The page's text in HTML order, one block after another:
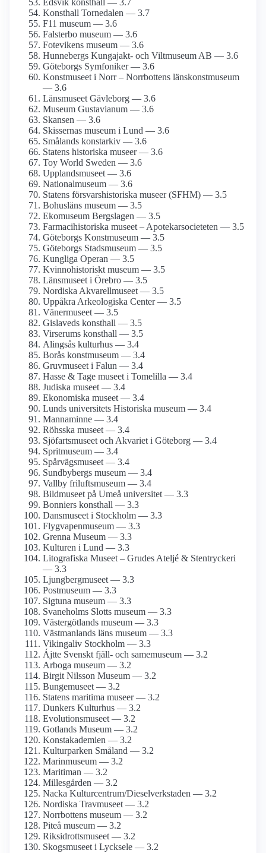
Edsvik konsthall — 3.7
Konsthall Tornedalen — 3.7
F11 museum — 3.6
Falsterbo museum — 3.6
Fotevikens museum — 3.6
Hunnebergs Kungajakt- och Viltmuseum AB — 3.6
Göteborgs Symfoniker — 3.6
Konstmuseet i Norr – Norrbottens länskonst­museum
— 3.6
Länsmuseet Gävleborg — 3.6
Museum Gustavianum — 3.6
Skansen — 3.6
Skissernas museum i Lund — 3.6
Smålands konstarkiv — 3.6
Statens historiska museer — 3.6
Toy World Sweden — 3.6
Upplands­museet — 3.6
National­museum — 3.6
Statens försvars­historiska museer (SFHM) — 3.5
Bohusläns museum — 3.5
Ekomuseum Bergslagen — 3.5
Farmaci­historiska museet – Apotekar­societeten — 3.5
Göteborgs Konstmuseum — 3.5
Göteborgs Stadsmuseum — 3.5
Kungliga Operan — 3.5
Kvinnohistoriskt museum — 3.5
Länsmuseet i Örebro — 3.5
Nordiska Akvarellmuseet — 3.5
Uppåkra Arkeologiska Center — 3.5
Vänermuseet — 3.5
Gislaveds konsthall — 3.5
Virserums konsthall — 3.5
Alingsås kulturhus — 3.4
Borås konstmuseum — 3.4
Gruvmuseet i Falun — 3.4
Hasse & Tage museet i Tomelilla — 3.4
Judiska museet — 3.4
Ekonomiska museet — 3.4
Lunds universitets Historiska museum — 3.4
Mannaminne — 3.4
Röhsska museet — 3.4
Sjöfartsmuseet och Akvariet i Göteborg — 3.4
Spritmuseum — 3.4
Spårvägsmuseet — 3.4
Sundbybergs museum — 3.4
Vallby friluftsmuseum — 3.4
Bildmuseet på Umeå universitet — 3.3
Bonniers konsthall — 3.3
Dansmuseet i Stockholm — 3.3
Flygvapen­museum — 3.3
Grenna Museum — 3.3
Kulturen i Lund — 3.3
Litografiska Museet – Grudes Ateljé & Stentryckeri
— 3.3
Ljungberg­museet — 3.3
Postmuseum — 3.3
Sigtuna museum — 3.3
Svaneholms Slotts museum — 3.3
Västergötlands museum — 3.3
Västmanlands läns museum — 3.3
Vikingaliv Stockholm — 3.3
Ájtte Svenskt fjäll- och same­museum — 3.2
Arboga museum — 3.2
Birgit Nilsson Museum — 3.2
Bungemuseet — 3.2
Statens maritima museer — 3.2
Dunkers Kulturhus — 3.2
Evolutions­museet — 3.2
Gotlands Museum — 3.2
Konst­akademien — 3.2
Kulturparken Småland — 3.2
Marinmuseum — 3.2
Maritiman — 3.2
Millesgården — 3.2
Nacka Kulturcentrum/­Dieselverkstaden — 3.2
Nordiska Travmuseet — 3.2
Norrbottens museum — 3.2
Piteå museum — 3.2
Riksidrotts­museet — 3.2
Skogsmuseet i Lycksele — 3.2